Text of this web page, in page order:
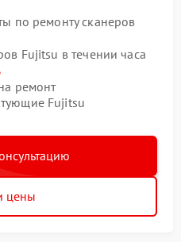
по ремонту сканеров
Fujitsu в течении часа
ремонт
Fujitsu
цены